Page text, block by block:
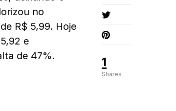
1
Shares
no
R$ 5,99. Hoje
e
de 47%.